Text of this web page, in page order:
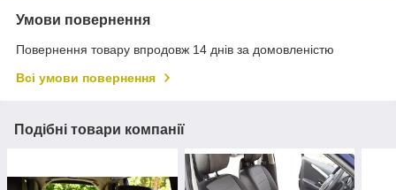
Умови повернення
Повернення товару впродовж 14 днів за домовленістю
Всі умови повернення
Подібні товари компанії